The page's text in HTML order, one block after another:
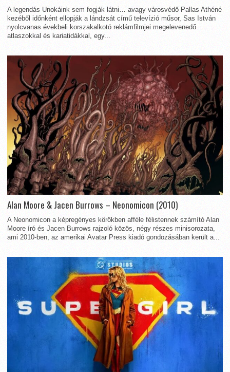
A legendás Unokáink sem fogják látni… avagy városvédő Pallas Athéné
kezéből időnként ellopják a lándzsát című televízió műsor, Sas István
nyolcvanas évekbeli korszakalkotó reklámfilmjei megelevenedő
atlaszokkal és kariatidákkal, egy...
Alan Moore & Jacen Burrows – Neonomicon (2010)
A Neonomicon a képregényes körökben afféle félistennek számító Alan
Moore író és Jacen Burrows rajzoló közös, négy részes minisorozata,
ami 2010-ben, az amerikai Avatar Press kiadó gondozásában került a...